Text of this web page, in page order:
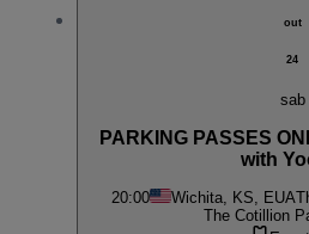
out
24
sab
PARKING PASSES
with
20:00 Wichita, KS, EUA
The Cotillion